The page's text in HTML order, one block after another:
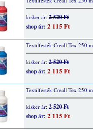
kisker ár: 2 520 Ft
shop ár: 2 115 Ft
Textilfesték Creall Tex 250
kisker ár: 2 520 Ft
shop ár: 2 115 Ft
Textilfesték Creall Tex 250
kisker ár: 2 520 Ft
shop ár: 2 115 Ft